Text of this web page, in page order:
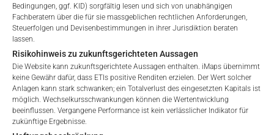
Bedingungen, ggf. KID) sorgfältig lesen und sich von unabhängigen
Fachberatern über die für sie massgeblichen rechtlichen Anforderungen,
Steuerfolgen und Devisenbestimmungen in ihrer Jurisdiktion beraten
lassen.
Risikohinweis zu zukunftsgerichteten Aussagen
Die Website kann zukunftsgerichtete Aussagen enthalten. iMaps übernimmt
keine Gewähr dafür, dass ETIs positive Renditen erzielen. Der Wert solcher
Anlagen kann stark schwanken; ein Totalverlust des eingesetzten Kapitals ist
möglich. Wechselkursschwankungen können die Wertentwicklung
beeinflussen. Vergangene Performance ist kein verlässlicher Indikator für
zukünftige Ergebnisse.
ziehen, wird empfohlen, vor einer Investition einen
zugelassenen MiFID-Finanzberater zu konsultieren.
BEZEICHNER-GLOSSAR